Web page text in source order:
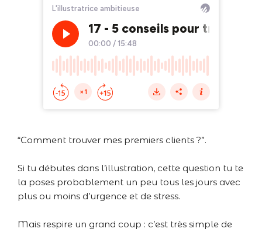
“Comment trouver mes premiers clients ?”.
Si tu débutes dans l’illustration, cette question tu te
la poses probablement un peu tous les jours avec
plus ou moins d’urgence et de stress.
Mais respire un grand coup : c’est très simple de